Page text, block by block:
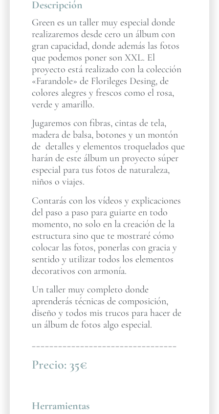
Descripción
Green es un taller muy especial donde
realizaremos desde cero un álbum con
gran capacidad, donde además las fotos
que podemos poner son XXL. El
proyecto está realizado con la colección
«Farandole» de Florileges Desing, de
colores alegres y frescos como el rosa,
verde y amarillo.
Jugaremos con fibras, cintas de tela,
madera de balsa, botones y un montón
de detalles y elementos troquelados que
harán de este álbum un proyecto súper
especial para tus fotos de naturaleza,
niños o viajes.
Contarás con los vídeos y explicaciones
del paso a paso para guiarte en todo
momento, no solo en la creación de la
estructura sino que te mostraré cómo
colocar las fotos, ponerlas con gracia y
sentido y utilizar todos los elementos
decorativos con armonía.
Un taller muy completo donde
aprenderás técnicas de composición,
diseño y todos mis trucos para hacer de
un álbum de fotos algo especial.
_________________________________
Precio: 35€
Herramientas